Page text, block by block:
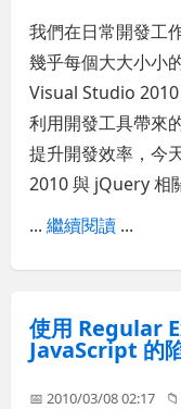
我們在日常開發工
幾乎每個大大小小
Visual Studio
利用開發工具帶來
提升開發效率，今
2010 與 jQuery 相
...繼續閱讀 ...
使用 Regular
JavaScript 的
📅 2010/03/08 02:17 📁